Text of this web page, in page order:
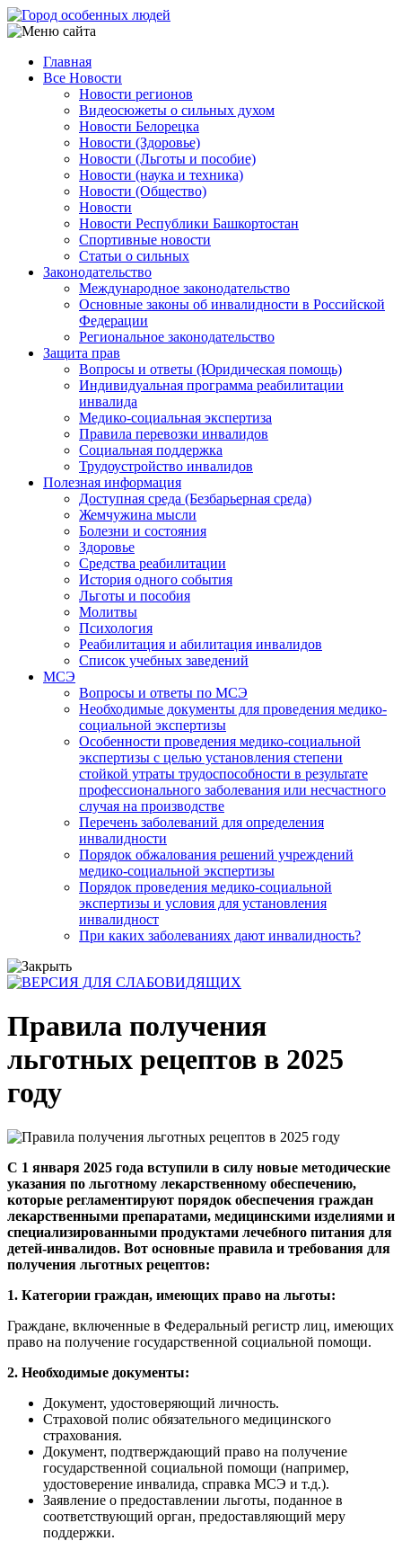
Перейти
к
содержанию
Main
navigation
Главная
Все Новости
Новости регионов
Видеосюжеты о сильных духом
Новости Белорецка
Новости (Здоровье)
Новости (Льготы и пособие)
Новости (наука и техника)
Новости (Общество)
Новости
Новости Республики Башкортостан
Спортивные новости
Статьи о сильных
Законодательство
Международное законодательство
Основные законы об инвалидности в Российской
Федерации
Региональное законодательство
Защита прав
Вопросы и ответы (Юридическая помощь)
Индивидуальная программа реабилитации
инвалида
Медико-социальная экспертиза
Правила перевозки инвалидов
Социальная поддержка
Трудоустройство инвалидов
Полезная информация
Доступная среда (Безбарьерная среда)
Жемчужина мысли
Болезни и состояния
Здоровье
Средства реабилитации
История одного события
Льготы и пособия
Молитвы
Психология
Реабилитация и абилитация инвалидов
Список учебных заведений
МСЭ
Вопросы и ответы по МСЭ
Необходимые документы для проведения медико-
социальной экспертизы
Особенности проведения медико-социальной
экспертизы с целью установления степени
стойкой утраты трудоспособности в результате
профессионального заболевания или несчастного
случая на производстве
Перечень заболеваний для определения
инвалидности
Порядок обжалования решений учреждений
медико-социальной экспертизы
Порядок проведения медико-социальной
экспертизы и условия для установления
инвалидност
При каких заболеваниях дают инвалидность?
Правила получения
льготных рецептов в 2025
году
С 1 января 2025 года вступили в силу новые методические
указания по льготному лекарственному обеспечению,
которые регламентируют порядок обеспечения граждан
лекарственными препаратами, медицинскими изделиями и
специализированными продуктами лечебного питания для
детей-инвалидов. Вот основные правила и требования для
получения льготных рецептов:
1. Категории граждан, имеющих право на льготы:
Граждане, включенные в Федеральный регистр лиц, имеющих
право на получение государственной социальной помощи.
2. Необходимые документы:
Документ, удостоверяющий личность.
Страховой полис обязательного медицинского
страхования.
Документ, подтверждающий право на получение
государственной социальной помощи (например,
удостоверение инвалида, справка МСЭ и т.д.).
Заявление о предоставлении льготы, поданное в
соответствующий орган, предоставляющий меру
поддержки.